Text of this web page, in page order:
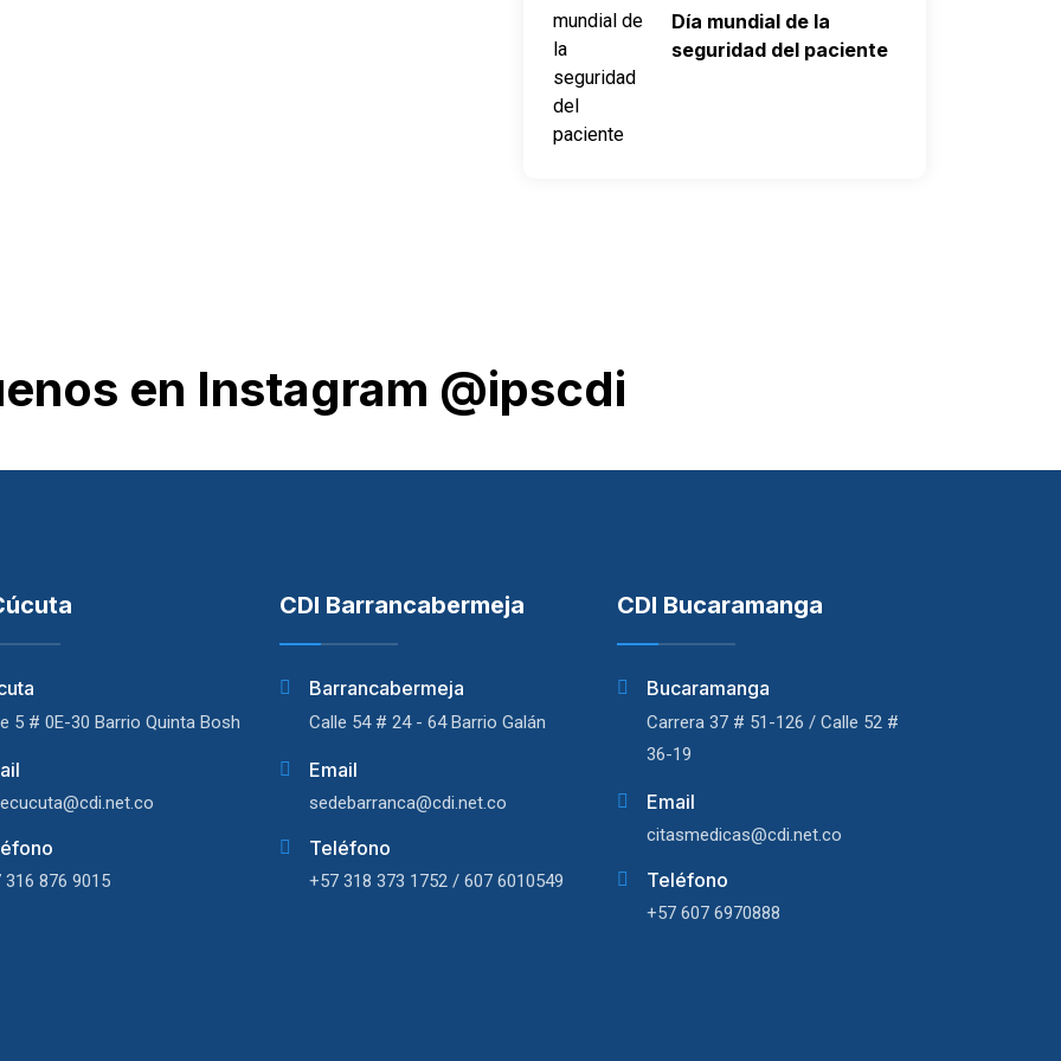
Día mundial de la
seguridad del paciente
en Instagram @ipscdi
5 # 0E-30 Barrio Quinta Bosh
316 876 9015
CDI Barrancabermeja
Barrancabermeja
Calle 54 # 24 - 64 Barrio Galán
Email
sedebarranca@cdi.net.co
Teléfono
+57 318 373 1752 / 607 6010549
CDI Bucaramanga
Bucaramanga
Carrera 37 # 51-126 / Calle 52 #
36-19
Email
citasmedicas@cdi.net.co
Teléfono
+57 607 6970888